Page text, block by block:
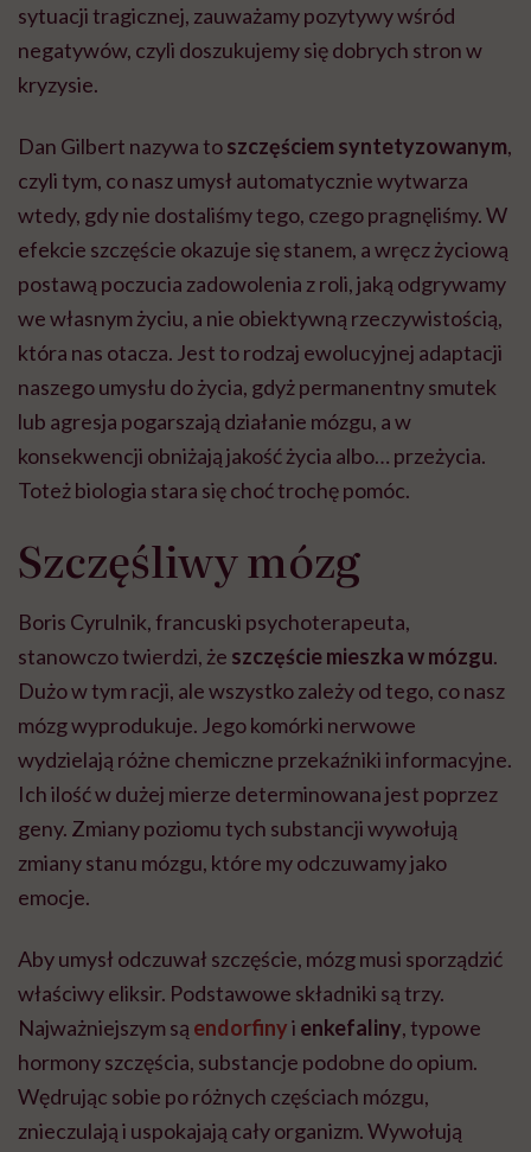
sytuacji tragicznej, zauważamy pozytywy wśród
negatywów, czyli doszukujemy się dobrych stron w
kryzysie.
Dan Gilbert nazywa toszczęściem syntetyzowanym,
czyli tym, co nasz umysł automatycznie wytwarza
wtedy, gdy nie dostaliśmy tego, czego pragnęliśmy. W
efekcie szczęście okazuje się stanem, a wręcz życiową
postawą poczucia zadowolenia z roli, jaką odgrywamy
we własnym życiu, a nie obiektywną rzeczywistością,
która nas otacza. Jest to rodzaj ewolucyjnej adaptacji
naszego umysłu do życia, gdyż permanentny smutek
lub agresja pogarszają działanie mózgu, a w
konsekwencji obniżają jakość życia albo… przeżycia.
Toteż biologia stara się choć trochę pomóc.
Szczęśliwy mózg
Boris Cyrulnik, francuski psychoterapeuta,
stanowczo twierdzi, że szczęście mieszka w mózgu.
Dużo w tym racji, ale wszystko zależy od tego, co nasz
mózg wyprodukuje. Jego komórki nerwowe
wydzielają różne chemiczne przekaźniki informacyjne.
Ich ilość w dużej mierze determinowana jest poprzez
geny. Zmiany poziomu tych substancji wywołują
zmiany stanu mózgu, które my odczuwamy jako
emocje.
Aby umysł odczuwał szczęście, mózg musi sporządzić
właściwy eliksir. Podstawowe składniki są trzy.
Najważniejszym są endorfinyi enkefaliny, typowe
hormony szczęścia, substancje podobne do opium.
Wędrując sobie po różnych częściach mózgu,
znieczulają i uspokajają cały organizm. Wywołują